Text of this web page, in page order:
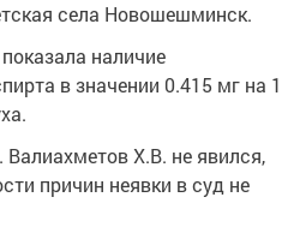
села Новошешминск.
наличие
в значении 0.415 мг на 1
Х.В. не явился,
причин неявки в суд не